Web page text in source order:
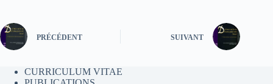
PRÉCÉDENT SUIVANT
CURRICULUM VITAE